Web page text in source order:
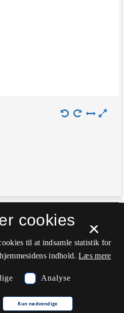
Indlæs kort
×
cookies
til at indsamle statistik for
indhold. Læs mere
Analyse
Kun nødvendige